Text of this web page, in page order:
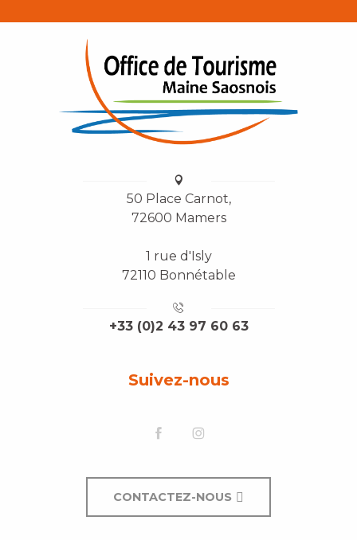
50 Place Carnot,
72600 Mamers
1 rue d'Isly
72110 Bonnétable
+33 (0)2 43 97 60 63
Suivez-nous
CONTACTEZ-NOUS